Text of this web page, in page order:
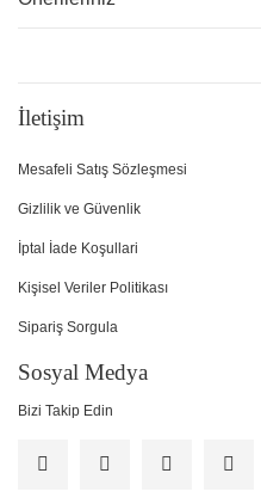
İletişim
Mesafeli Satış Sözleşmesi
Gizlilik ve Güvenlik
İptal İade Koşullari
Kişisel Veriler Politikası
Sipariş Sorgula
Sosyal Medya
Bizi Takip Edin